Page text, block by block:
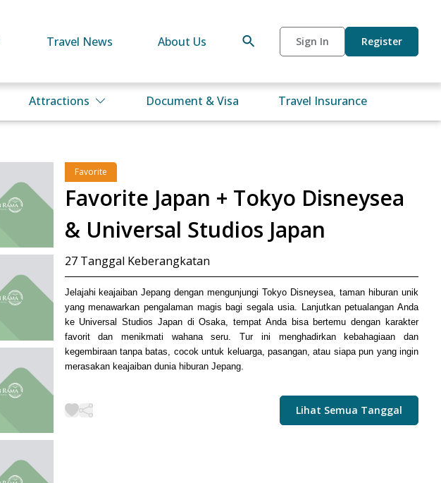
Travel News About Us Sign In Register
Attractions Document & Visa Travel Insurance
Favorite
Favorite Japan + Tokyo Disneysea
& Universal Studios Japan
27Tanggal Keberangkatan
Jelajahi keajaiban Jepang dengan mengunjungi Tokyo Disneysea, taman hiburan unik
yang menawarkan pengalaman magis bagi segala usia. Lanjutkan petualangan Anda
ke Universal Studios Japan di Osaka, tempat Anda bisa bertemu dengan karakter
favorit dan menikmati wahana seru. Tur ini menghadirkan kebahagiaan dan
kegembiraan tanpa batas, cocok untuk keluarga, pasangan, atau siapa pun yang ingin
merasakan keajaiban dunia hiburan Jepang.
Lihat Semua Tanggal